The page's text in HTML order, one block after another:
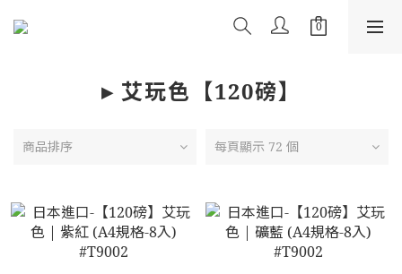
▸ 艾玩色【120磅】
商品排序 每頁顯示 72 個